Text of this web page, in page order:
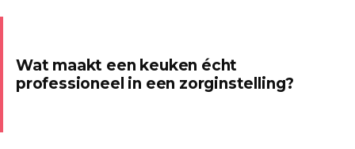
Wat maakt een keuken écht
professioneel in een zorginstelling?